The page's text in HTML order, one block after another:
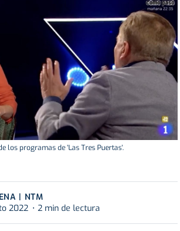
los programas de 'Las Tres Puertas'.
| NTM
2022
2 min de lectura